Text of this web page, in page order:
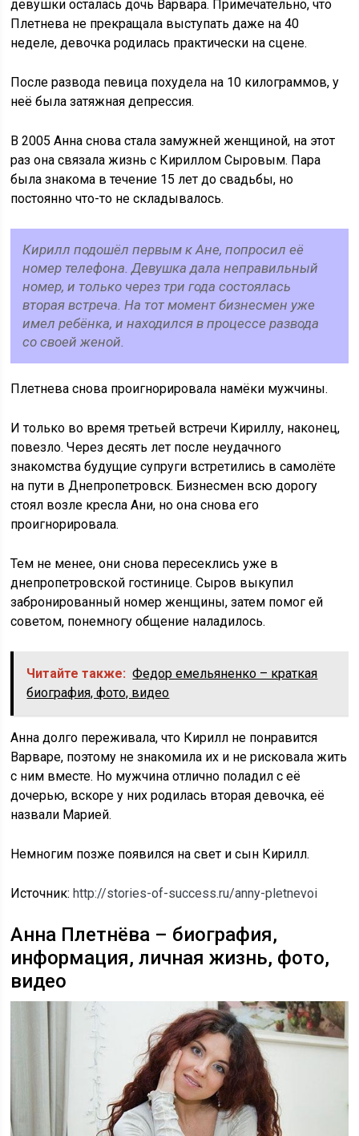
девушки осталась дочь Варвара. Примечательно, что
Плетнева не прекращала выступать даже на 40
неделе, девочка родилась практически на сцене.
После развода певица похудела на 10 килограммов, у
неё была затяжная депрессия.
В 2005 Анна снова стала замужней женщиной, на этот
раз она связала жизнь с Кириллом Сыровым. Пара
была знакома в течение 15 лет до свадьбы, но
постоянно что-то не складывалось.
Кирилл подошёл первым к Ане, попросил её
номер телефона. Девушка дала неправильный
номер, и только через три года состоялась
вторая встреча. На тот момент бизнесмен уже
имел ребёнка, и находился в процессе развода
со своей женой.
Плетнева снова проигнорировала намёки мужчины.
И только во время третьей встречи Кириллу, наконец,
повезло. Через десять лет после неудачного
знакомства будущие супруги встретились в самолёте
на пути в Днепропетровск. Бизнесмен всю дорогу
стоял возле кресла Ани, но она снова его
проигнорировала.
Тем не менее, они снова пересеклись уже в
днепропетровской гостинице. Сыров выкупил
забронированный номер женщины, затем помог ей
советом, понемногу общение наладилось.
Читайте также: Федор емельяненко – краткая
биография, фото, видео
Анна долго переживала, что Кирилл не понравится
Варваре, поэтому не знакомила их и не рисковала жить
с ним вместе. Но мужчина отлично поладил с её
дочерью, вскоре у них родилась вторая девочка, её
назвали Марией.
Немногим позже появился на свет и сын Кирилл.
Источник:http://stories-of-success.ru/anny-pletnevoi
Анна Плетнёва – биография,
информация, личная жизнь, фото,
видео